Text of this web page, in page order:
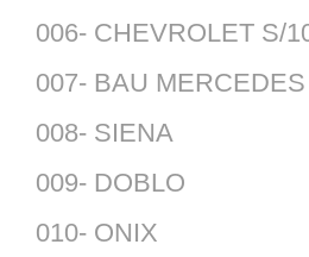
006- CHEVROLET S/
007- BAU
008- SIENA
009- DOBLO
010- ONIX